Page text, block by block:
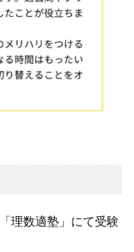
理数適塾」にて受験